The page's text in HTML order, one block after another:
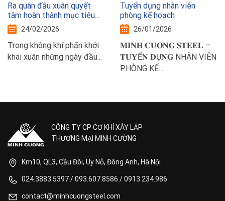
Ra quân đầu xuân quyết
tâm hoàn thành mục tiêu
sxkd năm 2026
24/02/2026
Trong không khí phấn khởi
khai xuân những ngày đầu...
Tuyển dụng nhân viên
phòng kế hoạch
26/01/2026
𝐌𝐈𝐍𝐇 𝐂𝐔𝐎𝐍𝐆 𝐒𝐓𝐄𝐄𝐋 –
𝐓𝐔𝐘Ể𝐍 𝐃Ụ𝐍𝐆 NHÂN VIÊN
PHÒNG KẾ...
CÔNG TY CP CƠ KHÍ XÂY LẮP
THƯƠNG MẠI MINH CƯỜNG
Km10, QL3, Cầu Đôi, Uy Nỗ, Đông Anh, Hà Nội
024.3883.5397/093.607.8586 /0913.234.986
contact@minhcuongsteel.com